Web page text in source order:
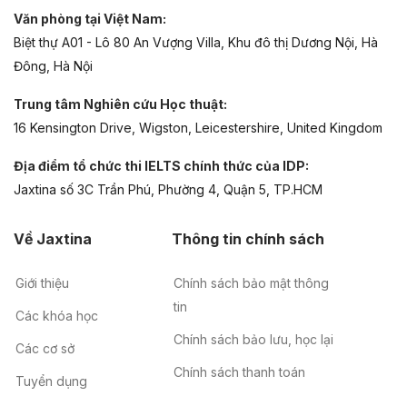
Văn phòng tại Việt Nam:
Biệt thự A01 - Lô 80 An Vượng Villa, Khu đô thị Dương Nội, Hà
Đông, Hà Nội
Trung tâm Nghiên cứu Học thuật:
16 Kensington Drive, Wigston, Leicestershire, United Kingdom
Địa điểm tổ chức thi IELTS chính thức của IDP:
Jaxtina số 3C Trần Phú, Phường 4, Quận 5, TP.HCM
Về Jaxtina
Giới thiệu
Các khóa học
Các cơ sở
Tuyển dụng
Thông tin chính sách
Chính sách bảo mật thông
tin
Chính sách bảo lưu, học lại
Chính sách thanh toán